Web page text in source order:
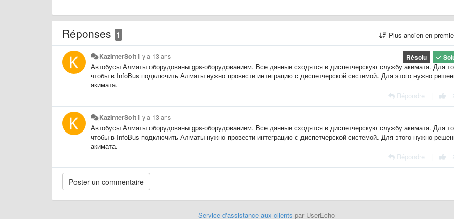
Réponses 1 Plus ancien en
Résolu
KazInterSoftil y a 13 ans
Автобусы Алматы оборудованы gps-оборудованием. Все данные сходятся в диспетчерскую службу акимата. Для
чтобы в InfoBus подключить Алматы нужно провести интеграцию с диспетчерской системой. Для этого нужно
акимата.
Répondre
KazInterSoftil y a 13 ans
Автобусы Алматы оборудованы gps-оборудованием. Все данные сходятся в диспетчерскую службу акимата. Для
чтобы в InfoBus подключить Алматы нужно провести интеграцию с диспетчерской системой. Для этого нужно
акимата.
Répondre
Service d'assistance aux clients par UserEcho